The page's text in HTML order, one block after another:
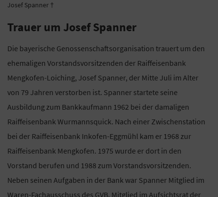
Josef Spanner †
Trauer um Josef Spanner
Die bayerische Genossenschaftsorganisation trauert um den
ehemaligen Vorstandsvorsitzenden der Raiffeisenbank
Mengkofen-Loiching, Josef Spanner, der Mitte Juli im Alter
von 79 Jahren verstorben ist. Spanner startete seine
Ausbildung zum Bankkaufmann 1962 bei der damaligen
Raiffeisenbank Wurmannsquick. Nach einer Zwischenstation
bei der Raiffeisenbank Inkofen-Eggmühl kam er 1968 zur
Raiffeisenbank Mengkofen. 1975 wurde er dort in den
Vorstand berufen und 1988 zum Vorstandsvorsitzenden.
Neben seinen Aufgaben in der Bank war Spanner Mitglied im
Waren-Fachausschuss des GVB, Mitglied im Aufsichtsrat der